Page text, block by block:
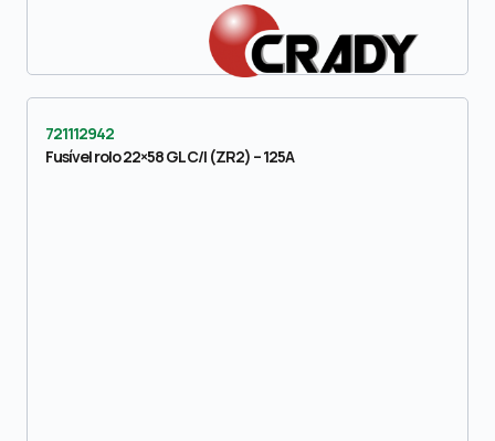
721112942
Fusível rolo 22×58 GL C/I (ZR2) – 125A